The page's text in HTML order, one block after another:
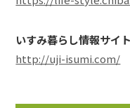
いすみ暮らし情報サイト
http://uji-isumi.com/